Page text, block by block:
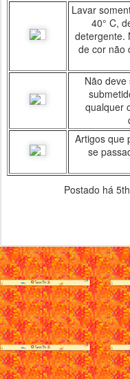
Lavar
40° C,
detergente.
de cor não
Não
qualquer
Artigos que
se
Postado há